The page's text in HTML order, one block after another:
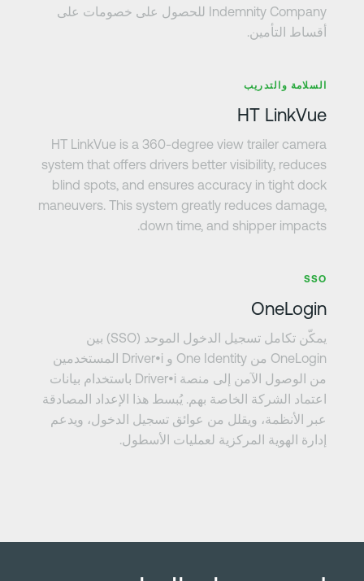
Indemnity Company للحصول على خصومات على
أقساط التأمين.
السلامة والتدريب
HT LinkVue
HT LinkVue is a 360-degree view trailer camera
system that offers drivers better visibility, reduces
blind spots, and ensures accuracy in tight dock
maneuvers. This system greatly reduces damage,
down time, and shipper impacts.
OneLogin
يمكّن تكامل تسجيل الدخول الموحد (SSO) بين
OneLogin من One Identity و Driver•i المستخدمين
من الوصول الآمن إلى منصة Driver•i باستخدام بيانات
اعتماد الشركة الخاصة بهم. يُبسط هذا الإعداد المصادقة
عبر الأنظمة، ويقلل من عوائق تسجيل الدخول، ويدعم
إدارة الهوية المركزية لعمليات الأسطول.